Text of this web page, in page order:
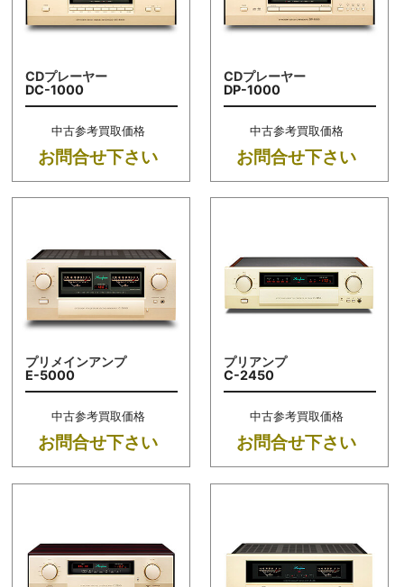
CDプレーヤー
DC-1000
中古参考買取価格
お問合せ下さい
CDプレーヤー
DP-1000
中古参考買取価格
お問合せ下さい
プリメインアンプ
E-5000
中古参考買取価格
お問合せ下さい
プリアンプ
C-2450
中古参考買取価格
お問合せ下さい